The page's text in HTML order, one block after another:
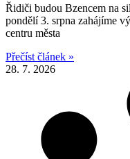
Řidiči budou Bzencem na
pondělí 3. srpna zahájíme
centru města
Přečíst článek »
28. 7. 2026